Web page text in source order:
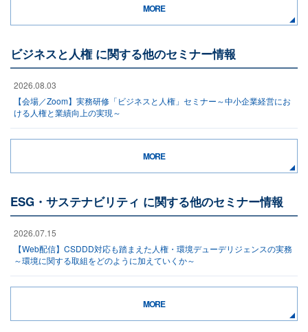
MORE
ビジネスと人権 に関する他のセミナー情報
2026.08.03
【会場／Zoom】実務研修「ビジネスと人権」セミナー～中小企業経営にお
ける人権と業績向上の実現～
MORE
ESG・サステナビリティ に関する他のセミナー情報
2026.07.15
【Web配信】CSDDD対応も踏まえた人権・環境デューデリジェンスの実務
～環境に関する取組をどのように加えていくか～
MORE